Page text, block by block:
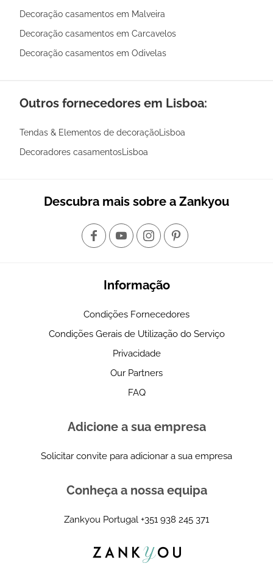
Decoração casamentos em Malveira
Decoração casamentos em Carcavelos
Decoração casamentos em Odivelas
Outros fornecedores em Lisboa:
Tendas & Elementos de decoraçãoLisboa
Decoradores casamentosLisboa
Descubra mais sobre a Zankyou
Informação
Condições Fornecedores
Condições Gerais de Utilização do Serviço
Privacidade
Our Partners
FAQ
Adicione a sua empresa
Solicitar convite para adicionar a sua empresa
Conheça a nossa equipa
Zankyou Portugal +351 938 245 371